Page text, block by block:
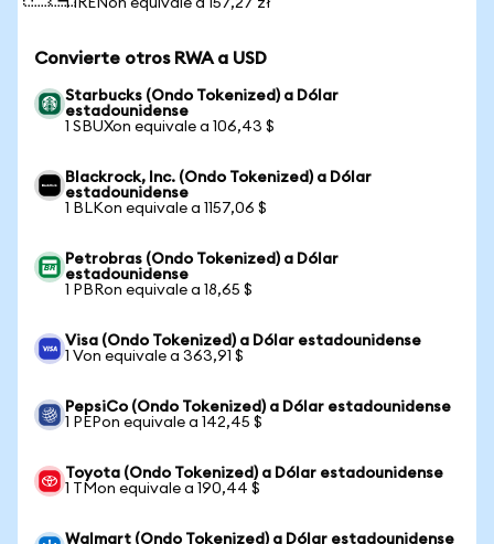
1 IRENon equivale a 157,27 zł
Convierte otros RWA a USD
Starbucks (Ondo Tokenized) a Dólar
estadounidense
1 SBUXon equivale a 106,43 $
Blackrock, Inc. (Ondo Tokenized) a Dólar
estadounidense
1 BLKon equivale a 1157,06 $
Petrobras (Ondo Tokenized) a Dólar
estadounidense
1 PBRon equivale a 18,65 $
Visa (Ondo Tokenized) a Dólar estadounidense
1 Von equivale a 363,91 $
PepsiCo (Ondo Tokenized) a Dólar estadounidense
1 PEPon equivale a 142,45 $
Toyota (Ondo Tokenized) a Dólar estadounidense
1 TMon equivale a 190,44 $
Walmart (Ondo Tokenized) a Dólar estadounidense